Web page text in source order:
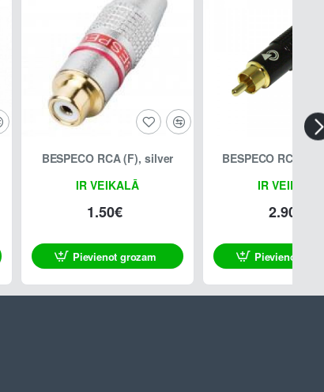
IR VEIKALĀ
BESPECO RCA (F), silver
1.50€
Pievienot grozam
IR VEIKALĀ
BESPECO RCA
2.90€
Pievienot